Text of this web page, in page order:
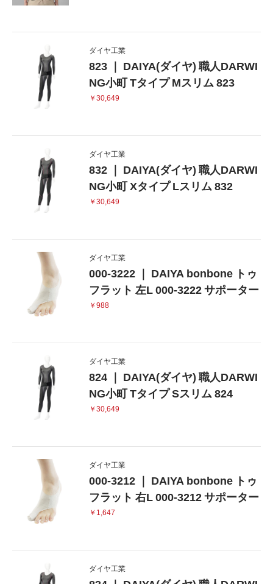
ダイヤ工業
823 ｜ DAIYA(ダイヤ) 職人DARWI
NG小町 Tタイプ Mスリム 823
￥30,649
ダイヤ工業
832 ｜ DAIYA(ダイヤ) 職人DARWI
NG小町 Xタイプ Lスリム 832
￥30,649
ダイヤ工業
000-3222 ｜ DAIYA bonbone トゥ
フラット 左L 000-3222 サポーター
￥988
ダイヤ工業
824 ｜ DAIYA(ダイヤ) 職人DARWI
NG小町 Tタイプ Sスリム 824
￥30,649
ダイヤ工業
000-3212 ｜ DAIYA bonbone トゥ
フラット 右L 000-3212 サポーター
￥1,647
ダイヤ工業